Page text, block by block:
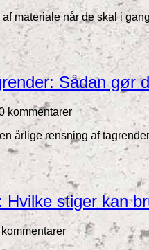
materiale når de skal i
Sådan gør
kommentarer
årlige rensning af
Hvilke stiger kan